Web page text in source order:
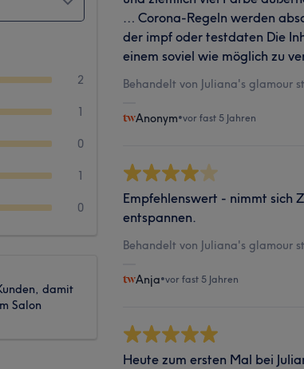
2
1
0
1
0
damit
Salon
… Corona-Regeln werden
der impf oder testdaten Die
einem soviel wie möglich zu
Behandelt von Juliana's glamour
Anonym•vor fast 5 Jahren
Empfehlenswert - nimmt sich
entspannen.
Behandelt von Juliana's glamour
Anja•vor fast 5 Jahren
Heute zum ersten Mal bei